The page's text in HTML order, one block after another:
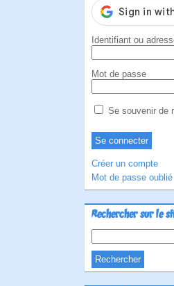
Identifiant ou
Mot de passe
Se souvenir de
Créer un compte
Mot de passe oublié
Rechercher sur le